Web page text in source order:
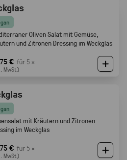
Oliven Salat mit Gemüse,
und Zitronen Dressing im Weckglas
€ für 5 ×
MwSt.)
mit Kräutern und Zitronen
im Weckglas
€ für 5 ×
MwSt.)